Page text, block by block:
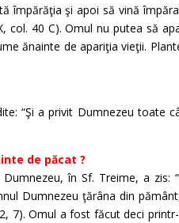
împărăţia şi apoi să vină
col. 40 C). Omul nu putea să
ănainte de apariţia vieţii.
“Şi a privit Dumnezeu toate
de păcat ?
în Sf. Treime, a zis:
Dumnezeu ţărâna din
7). Omul a fost făcut deci